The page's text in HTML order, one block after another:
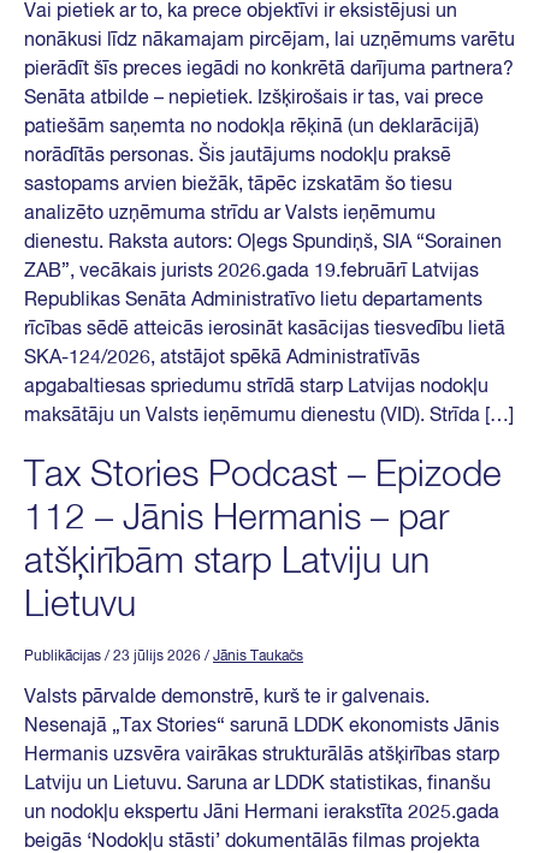
Vai pietiek ar to, ka prece objektīvi ir eksistējusi un
nonākusi līdz nākamajam pircējam, lai uzņēmums varētu
pierādīt šīs preces iegādi no konkrētā darījuma partnera?
Senāta atbilde – nepietiek. Izšķirošais ir tas, vai prece
patiešām saņemta no nodokļa rēķinā (un deklarācijā)
norādītās personas. Šis jautājums nodokļu praksē
sastopams arvien biežāk, tāpēc izskatām šo tiesu
analizēto uzņēmuma strīdu ar Valsts ieņēmumu
dienestu. Raksta autors: Oļegs Spundiņš, SIA “Sorainen
ZAB”, vecākais jurists 2026.gada 19.februārī Latvijas
Republikas Senāta Administratīvo lietu departaments
rīcības sēdē atteicās ierosināt kasācijas tiesvedību lietā
SKA-124/2026, atstājot spēkā Administratīvās
apgabaltiesas spriedumu strīdā starp Latvijas nodokļu
maksātāju un Valsts ieņēmumu dienestu (VID). Strīda […]
Tax Stories Podcast – Epizode
112 – Jānis Hermanis – par
atšķirībām starp Latviju un
Lietuvu
Publikācijas / 23 jūlijs 2026 / Jānis Taukačs
Valsts pārvalde demonstrē, kurš te ir galvenais.
Nesenajā „Tax Stories“ sarunā LDDK ekonomists Jānis
Hermanis uzsvēra vairākas strukturālās atšķirības starp
Latviju un Lietuvu. Saruna ar LDDK statistikas, finanšu
un nodokļu ekspertu Jāni Hermani ierakstīta 2025.gada
beigās ‘Nodokļu stāsti’ dokumentālās filmas projekta